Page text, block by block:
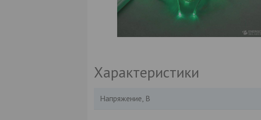
Характеристики
Напряжение, В